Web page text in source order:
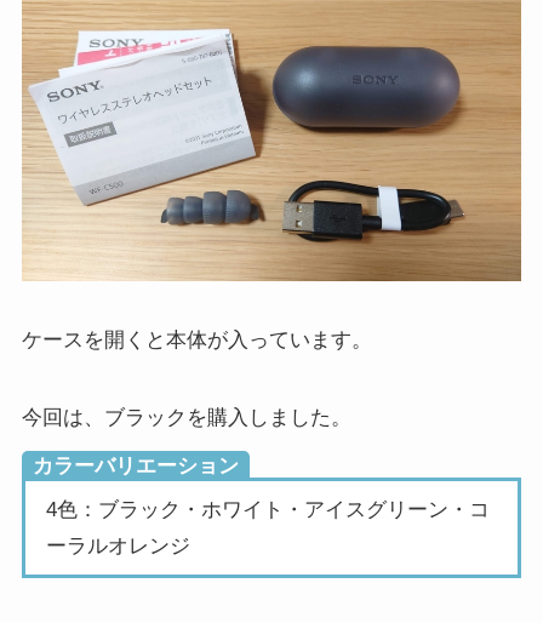
ケースを開くと本体が入っています。
今回は、ブラックを購入しました。
カラーバリエーション
4色：ブラック・ホワイト・アイスグリーン・コ
ーラルオレンジ